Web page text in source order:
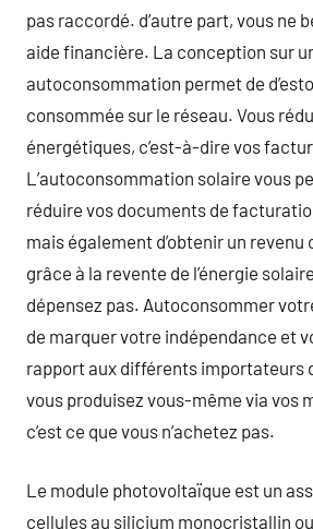
pas raccordé. d’autre part, vous ne
aide financière. La conception sur
autoconsommation permet de
consommée sur le réseau. Vous
énergétiques, c’est-à-dire vos
L’autoconsommation solaire vous
réduire vos documents de
mais également d’obtenir un
grâce à la revente de l’énergie
dépensez pas. Autoconsommer
de marquer votre indépendance et
rapport aux différents importateurs
vous produisez vous-même via vos
c’est ce que vous n’achetez pas.
Le module photovoltaïque est un
cellules au silicium monocristallin